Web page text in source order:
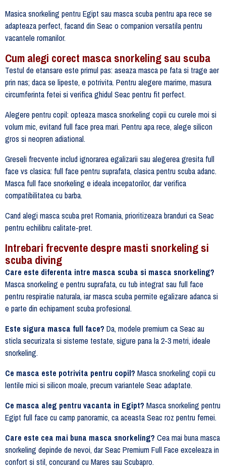
Masica snorkeling pentru Egipt sau masca scuba pentru apa rece se
adapteaza perfect, facand din Seac o companion versatila pentru
vacantele romanilor.
Cum alegi corect masca snorkeling sau scuba
Testul de etansare este primul pas: aseaza masca pe fata si trage aer
prin nas; daca se lipeste, e potrivita. Pentru alegere marime, masura
circumferinta fetei si verifica ghidul Seac pentru fit perfect.
Alegere pentru copil: opteaza masca snorkeling copii cu curele moi si
volum mic, evitand full face prea mari. Pentru apa rece, alege silicon
gros si neopren adiational.
Greseli frecvente includ ignorarea egalizarii sau alegerea gresita full
face vs clasica: full face pentru suprafata, clasica pentru scuba adanc.
Masca full face snorkeling e ideala incepatorilor, dar verifica
compatibilitatea cu barba.
Cand alegi masca scuba pret Romania, prioritizeaza branduri ca Seac
pentru echilibru calitate-pret.
Intrebari frecvente despre masti snorkeling si
scuba diving
Care este diferenta intre masca scuba si masca snorkeling?
Masca snorkeling e pentru suprafata, cu tub integrat sau full face
pentru respiratie naturala, iar masca scuba permite egalizare adanca si
e parte din echipament scuba profesional.
Este sigura masca full face? Da, modele premium ca Seac au
sticla securizata si sisteme testate, sigure pana la 2-3 metri, ideale
snorkeling.
Ce masca este potrivita pentru copil? Masca snorkeling copii cu
lentile mici si silicon moale, precum variantele Seac adaptate.
Ce masca aleg pentru vacanta in Egipt? Masca snorkeling pentru
Egipt full face cu camp panoramic, ca aceasta Seac roz pentru femei.
Care este cea mai buna masca snorkeling? Cea mai buna masca
snorkeling depinde de nevoi, dar Seac Premium Full Face exceleaza in
confort si stil, concurand cu Mares sau Scubapro.